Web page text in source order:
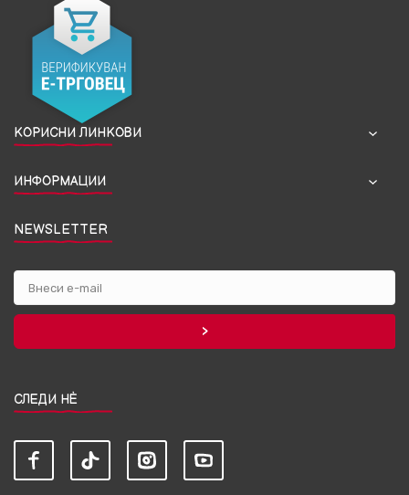
КОРИСНИ ЛИНКОВИ
ИНФОРМАЦИИ
NEWSLETTER
СЛЕДИ НЀ